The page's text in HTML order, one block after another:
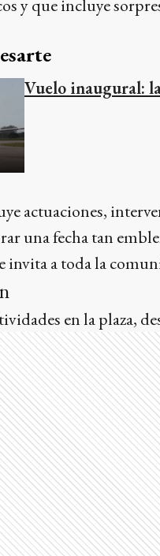
y que incluye
Vuelo inaugural:
actuaciones,
una fecha tan
invita a toda la
en la plaza,